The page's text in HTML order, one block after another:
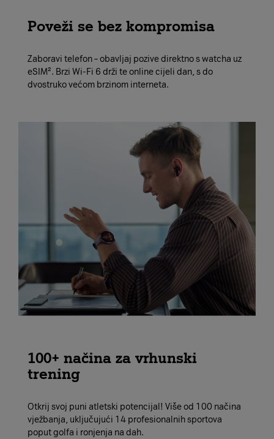
Poveži se bez kompromisa
Zaboravi telefon – obavljaj pozive direktno s watcha uz
eSIM². Brzi Wi-Fi 6 drži te online cijeli dan, s do
dvostruko većom brzinom interneta.
100+ načina za vrhunski
trening
Otkrij svoj puni atletski potencijal! Više od 100 načina
vježbanja, uključujući 14 profesionalnih sportova
poput golfa i ronjenja na dah.